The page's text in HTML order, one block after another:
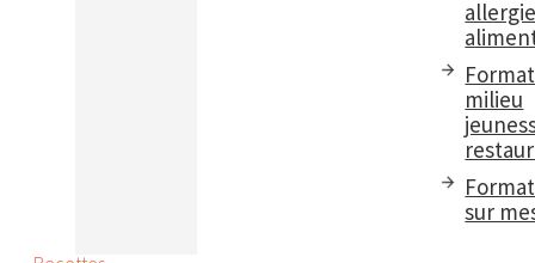
milieu
sur